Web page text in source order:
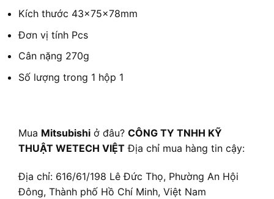
Kích thước 43×75×78mm
Đơn vị tính Pcs
Cân nặng 270g
Số lượng trong 1 hộp 1
Mua Mitsubishi ở đâu? CÔNG TY TNHH KỸ
THUẬT WETECH VIỆT Địa chỉ mua hàng tin cậy:
Địa chỉ: 616/61/198 Lê Đức Thọ, Phường An Hội
Đông, Thành phố Hồ Chí Minh, Việt Nam